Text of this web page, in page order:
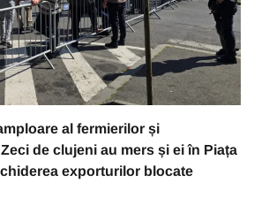
al fermierilor și
de clujeni au mers și ei în Piața
exporturilor blocate